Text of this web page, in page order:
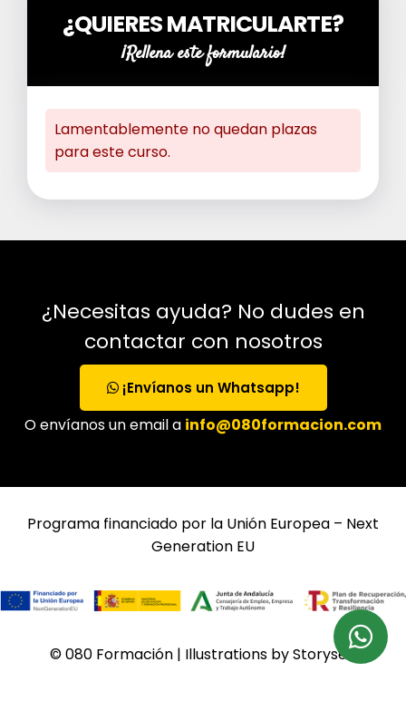
¿QUIERES MATRICULARTE?
¡Rellena este formulario!
Lamentablemente no quedan plazas
para este curso.
¿Necesitas ayuda? No dudes en
contactar con nosotros
¡Envíanos un Whatsapp!
O envíanos un email a info@080formacion.com
Programa financiado por la Unión Europea – Next
Generation EU
© 080 Formación | Illustrations by Storyset.